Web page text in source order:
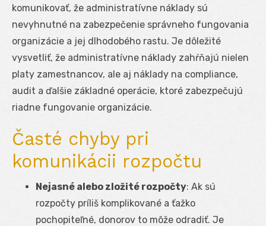
komunikovať, že administratívne náklady sú
nevyhnutné na zabezpečenie správneho fungovania
organizácie a jej dlhodobého rastu. Je dôležité
vysvetliť, že administratívne náklady zahŕňajú nielen
platy zamestnancov, ale aj náklady na compliance,
audit a ďalšie základné operácie, ktoré zabezpečujú
riadne fungovanie organizácie.
Časté chyby pri
komunikácii rozpočtu
Nejasné alebo zložité rozpočty: Ak sú
rozpočty príliš komplikované a ťažko
pochopiteľné, donorov to môže odradiť. Je